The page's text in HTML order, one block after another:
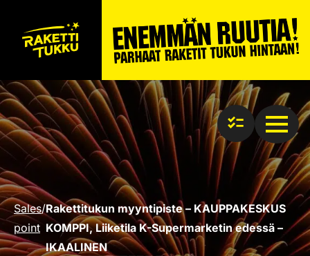
Sales
point
/Rakettitukun myyntipiste – KAUPPAKESKUS
KOMPPI, Liiketila K-Supermarketin edessä –
IKAALINEN